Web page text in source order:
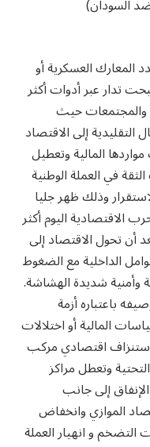
السودان)
المعارك العسكرية أو
تدار عبر أدوات أكثر
والمجتمعات حيث
إلى الاقتصاد
المالية وتعطيل
في العملة الوطنية
وذلك ظهر جليا
الاقتصادية اليوم أكثر
أن تحول الاقتصاد إلى
الداخلية مع الضغوط
وأمنية شديدة الهشاشة.
باعتباره أزمة
المالية أو اختلالات
استنزاف اقتصادي مركب
وتعطل مراكز
الإنفاق إلى جانب
الموازي وانخفاض
و انهيار العملة